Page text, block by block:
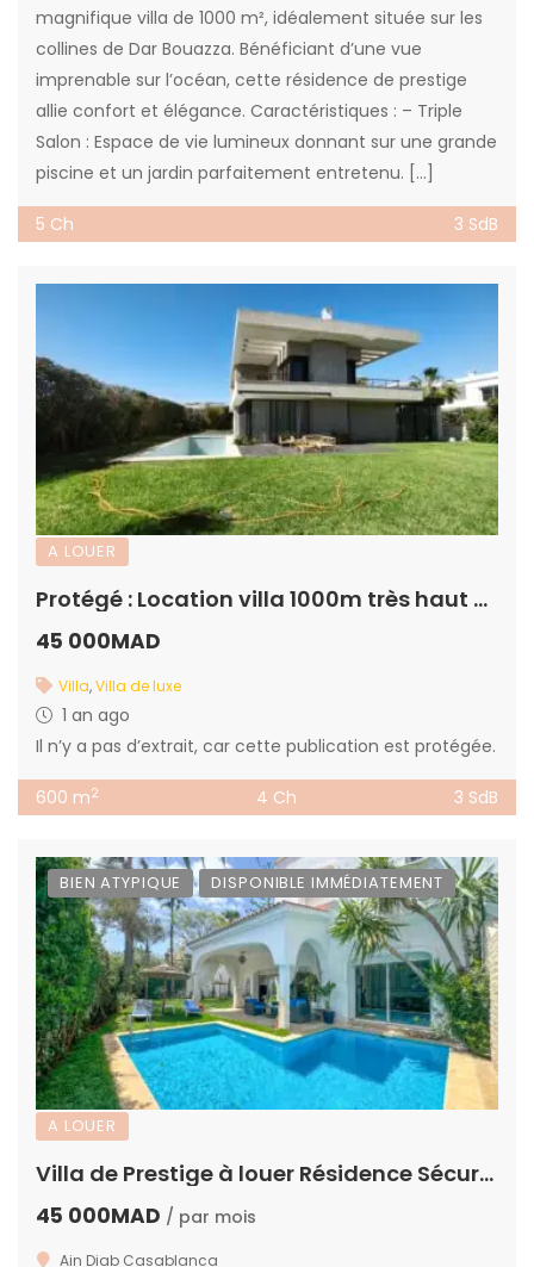
magnifique villa de 1000 m², idéalement située sur les
collines de Dar Bouazza. Bénéficiant d’une vue
imprenable sur l’océan, cette résidence de prestige
allie confort et élégance. Caractéristiques : – Triple
Salon : Espace de vie lumineux donnant sur une grande
piscine et un jardin parfaitement entretenu. […]
5 Ch 3 SdB
A LOUER
Protégé : Location villa 1000m très haut standing
45 000MAD
Villa,Villa de luxe
1 an ago
Il n’y a pas d’extrait, car cette publication est protégée.
600 m2 4 Ch 3 SdB
BIEN ATYPIQUE DISPONIBLE IMMÉDIATEMENT
A LOUER
Villa de Prestige à louer Résidence Sécurisée à Ain Diab, Casablanca
45 000MAD / par mois
Ain Diab Casablanca